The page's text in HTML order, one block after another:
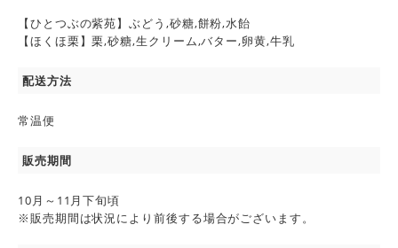
【ひとつぶの紫苑】ぶどう,砂糖,餅粉,水飴
【ほくほ栗】栗,砂糖,生クリーム,バター,卵黄,牛乳
配送方法
常温便
販売期間
10月～11月下旬頃
※販売期間は状況により前後する場合がございます。